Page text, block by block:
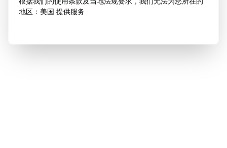
地区：美国 提供服务